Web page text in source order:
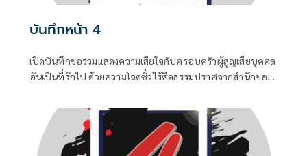
บันทึกหน้า 4
เปิดบันทึกขอร่วมแสดงความเสียใจกับครอบครัวผู้สูญเสียบุคคล
อันเป็นที่รักไป ด้วยความโฉดชั่วไร้ศีลธรรมปราศจากสำนึกของ